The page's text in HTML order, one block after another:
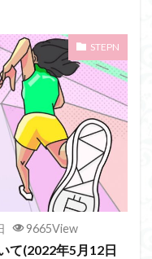
STEPN
9665View
て(2022年5月12日